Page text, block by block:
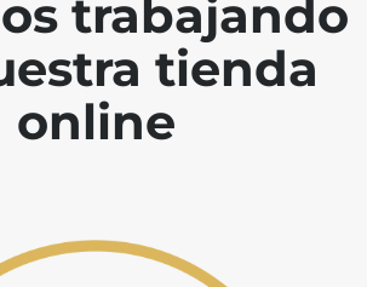
trabajando
tienda
online